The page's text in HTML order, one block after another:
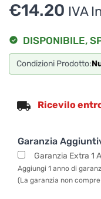
€14.20 IVA
DISPONIBILE,
Condizioni Prodotto:
Ricevilo
Garanzia
Garanzia Extra 1
Aggiungi 1 anno di
(La garanzia non